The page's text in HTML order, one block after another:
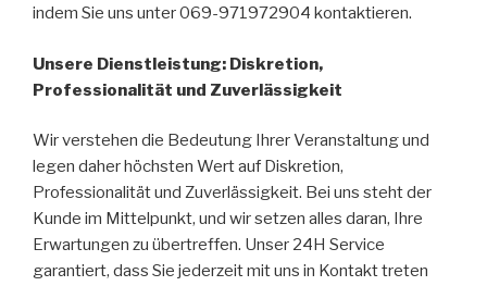
indem Sie uns unter 069-971972904 kontaktieren.
Unsere Dienstleistung: Diskretion,
Professionalität und Zuverlässigkeit
Wir verstehen die Bedeutung Ihrer Veranstaltung und
legen daher höchsten Wert auf Diskretion,
Professionalität und Zuverlässigkeit. Bei uns steht der
Kunde im Mittelpunkt, und wir setzen alles daran, Ihre
Erwartungen zu übertreffen. Unser 24H Service
garantiert, dass Sie jederzeit mit uns in Kontakt treten